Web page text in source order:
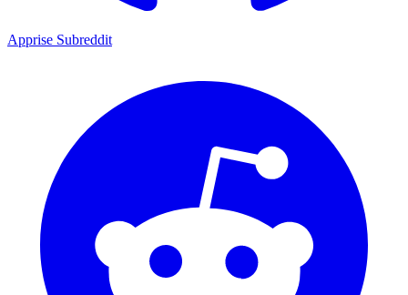
Apprise Subreddit